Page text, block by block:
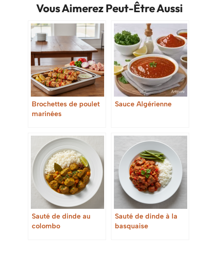
Vous Aimerez Peut-Être Aussi
Brochettes de poulet
marinées
Sauce Algérienne
Sauté de dinde au
colombo
Sauté de dinde à la
basquaise